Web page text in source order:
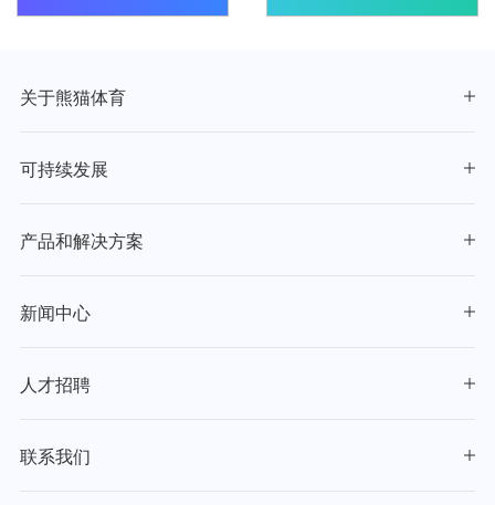
关于熊猫体育
可持续发展
产品和解决方案
新闻中心
人才招聘
联系我们